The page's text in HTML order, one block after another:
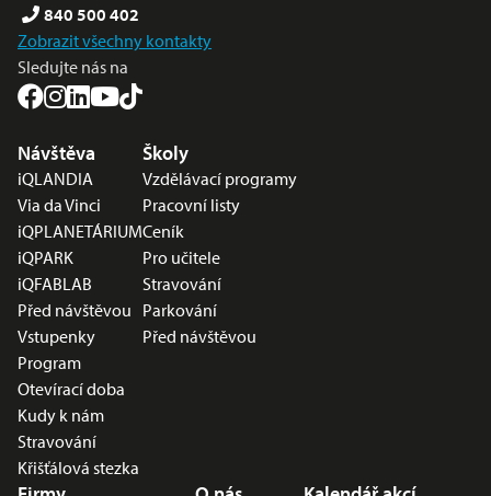
840 500 402
Zobrazit všechny kontakty
Sledujte nás na
Nabídka v zápatí
Návštěva
iQLANDIA
Via da Vinci
iQPLANETÁRIUM
iQPARK
iQFABLAB
Před návštěvou
Vstupenky
Program
Otevírací doba
Kudy k nám
Stravování
Křišťálová stezka
Školy
Vzdělávací programy
Pracovní listy
Ceník
Pro učitele
Stravování
Parkování
Před návštěvou